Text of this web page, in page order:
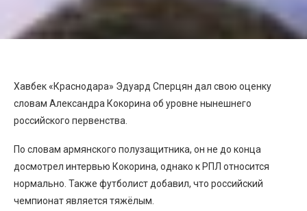
Хавбек «Краснодара» Эдуард Сперцян дал свою оценку
словам Александра Кокорина об уровне нынешнего
российского первенства.
По словам армянского полузащитника, он не до конца
досмотрел интервью Кокорина, однако к РПЛ относится
нормально. Также футболист добавил, что российский
чемпионат является тяжёлым.